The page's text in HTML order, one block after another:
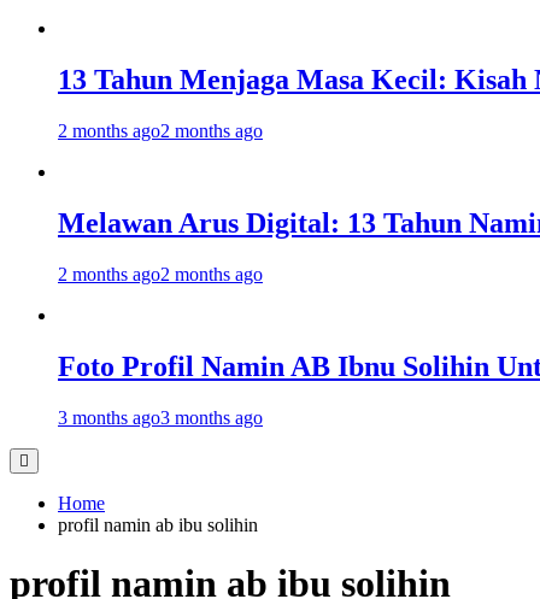
13 Tahun Menjaga Masa Kecil:
2 months ago2 months ago
Melawan Arus Digital: 13 Tahun
2 months ago2 months ago
Foto Profil Namin AB Ibnu Solihin
3 months ago3 months ago
Home
profil namin ab ibu solihin
profil namin ab ibu solihin